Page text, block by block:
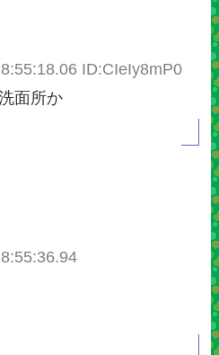
ID:CIeIy8mP0
面所か